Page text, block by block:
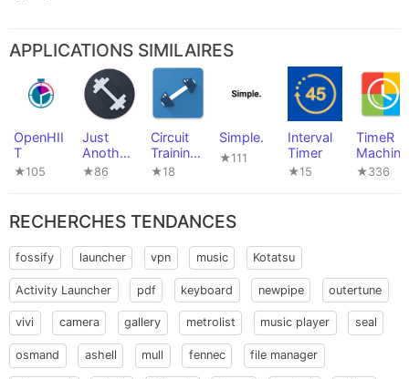
APPLICATIONS SIMILAIRES
OpenHII
T
★105
Just
Another
Workout
★86
Circuit
Training
(PFA)
★18
Simple.
★111
Interval
Timer
★15
TimeR
Machine
★336
RECHERCHES TENDANCES
fossify launcher vpn music Kotatsu
Activity Launcher pdf keyboard newpipe outertune
vivi camera gallery metrolist music player seal
osmand ashell mull fennec file manager